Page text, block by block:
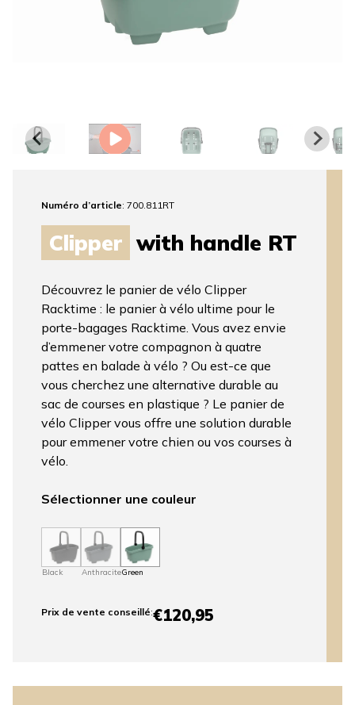
Numéro d’article: 700.811RT
Clipper with handle RT
Découvrez le panier de vélo Clipper
Racktime : le panier à vélo ultime pour le
porte-bagages Racktime. Vous avez envie
d’emmener votre compagnon à quatre
pattes en balade à vélo ? Ou est-ce que
vous cherchez une alternative durable au
sac de courses en plastique ? Le panier de
vélo Clipper vous offre une solution durable
pour emmener votre chien ou vos courses à
vélo.
Sélectionner une couleur
Black AnthraciteGreen
Prix ​​de vente conseillé:€120,95